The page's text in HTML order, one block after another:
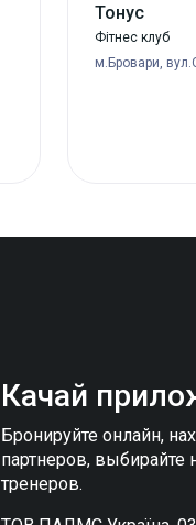
Тонус
Фітнес клуб
м.Бровари,
Качай
Бронируйте онлайн,
партнеров, выбирайте
тренеров.